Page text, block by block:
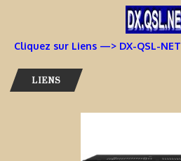
Cliquez sur Liens —> DX-QSL-NET
LIENS